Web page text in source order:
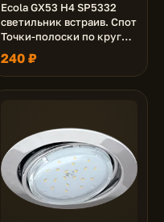
Ecola GX53 H4 SP5332
светильник встраив. Спот
Точки-полоски по кругу
матовый Черный/Алюм
110х52 (к+)
240 ₽